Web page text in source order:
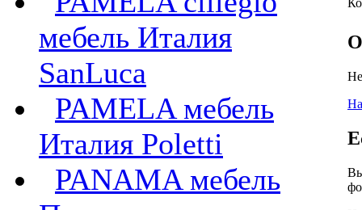
мебель Италия
SanLuca
PAMELA мебель
Италия Poletti
PANAMA мебель